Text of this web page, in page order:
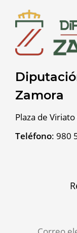
Zamora
Plaza de
Teléfono: 980